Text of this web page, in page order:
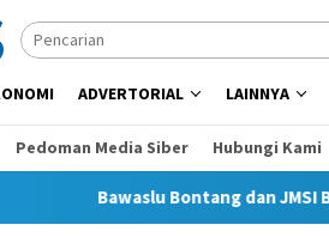
ADVERTORIAL LAINNYA
Pedoman Media Siber Hubungi Kami
Bawaslu Bontang dan JMSI Bontang